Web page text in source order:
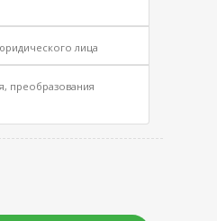
лица
преобразования